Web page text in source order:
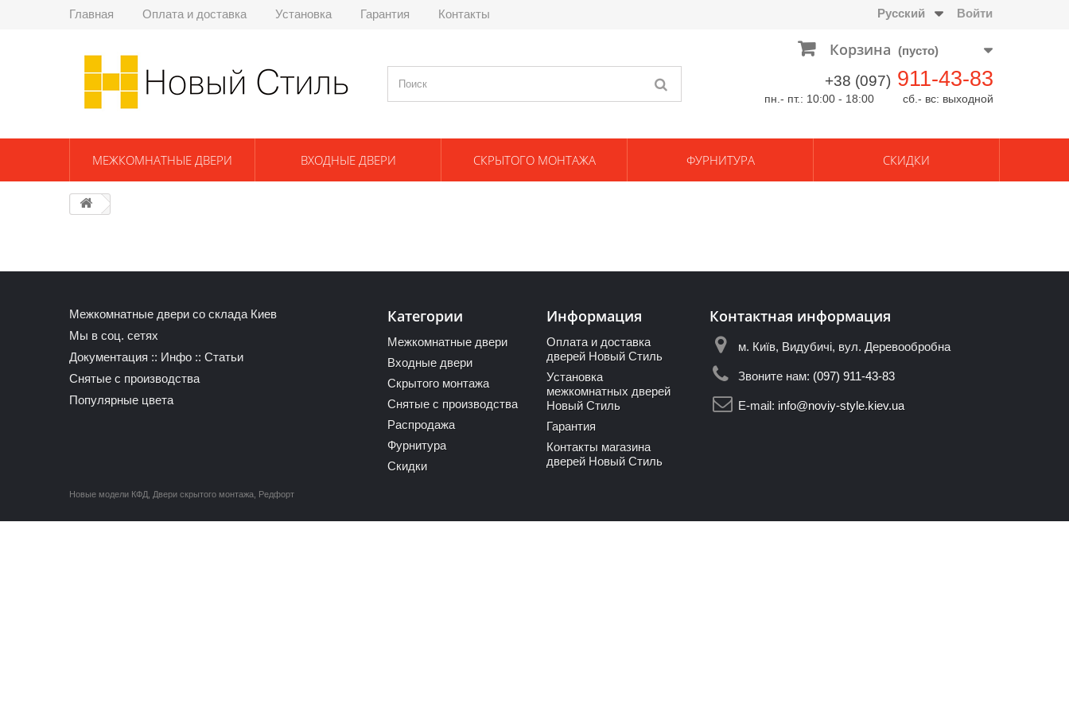
Главная Оплата и доставка Установка Гарантия Контакты Войти
Русский
Корзина (пусто)
+38 (097) 911-43-83
пн.- пт.: 10:00 - 18:00 сб.- вс: выходной
МЕЖКОМНАТНЫЕ ДВЕРИ ВХОДНЫЕ ДВЕРИ СКРЫТОГО МОНТАЖА ФУРНИТУРА СКИДКИ
Межкомнатные двери со склада Киев
Мы в соц. сетях
Документация :: Инфо :: Статьи
Снятые с производства
Популярные цвета
Категории
Межкомнатные двери
Входные двери
Скрытого монтажа
Снятые с производства
Распродажа
Фурнитура
Скидки
Информация
Оплата и доставка
дверей Новый Стиль
Установка
межкомнатных дверей
Новый Стиль
Гарантия
Контакты магазина
дверей Новый Стиль
Контактная информация
м. Київ, Видубичі, вул. Деревообробна
Звоните нам: (097) 911-43-83
E-mail: info@noviy-style.kiev.ua
Новые модели КФД Двери скрытого монтажа Редфорт